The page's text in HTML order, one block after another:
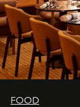
FOOD